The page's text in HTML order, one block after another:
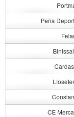
Peña
CE